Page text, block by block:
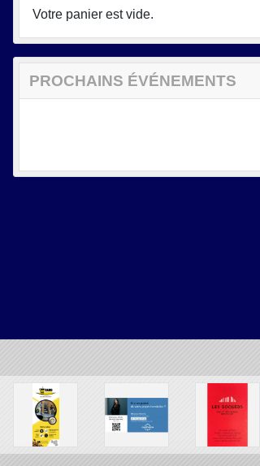
Votre panier est vide.
PROCHAINS ÉVÉNEMENTS